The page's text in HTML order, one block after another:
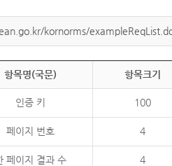
kornorms/
항목명(국문) 항목크기
인증 키 100
페이지 번호 4
페이지 결과 수 4